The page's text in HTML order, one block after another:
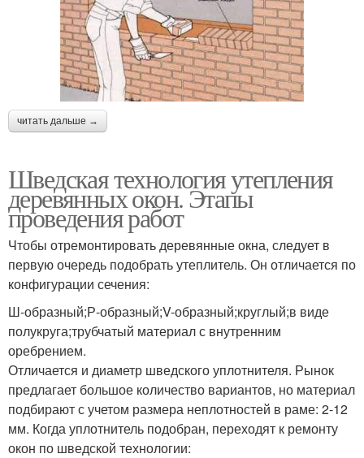
читать дальше →
Шведская технология утепления
деревянных окон. Этапы
проведения работ
Чтобы отремонтировать деревянные окна, следует в
первую очередь подобрать утеплитель. Он отличается по
конфигурации сечения:
Ш-образный;Р-образный;V-образный;круглый;в виде
полукруга;трубчатый материал с внутренним
оребрением.
Отличается и диаметр шведского уплотнителя. Рынок
предлагает большое количество вариантов, но материал
подбирают с учетом размера неплотностей в раме: 2-12
мм. Когда уплотнитель подобран, переходят к ремонту
окон по шведской технологии: